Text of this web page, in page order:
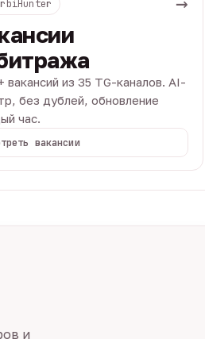
вакансий из 35 TG-каналов. AI-
без дублей, обновление
час.
вакансии
и